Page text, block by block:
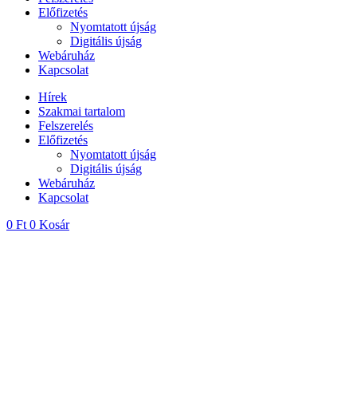
Előfizetés
Nyomtatott újság
Digitális újság
Webáruház
Kapcsolat
Hírek
Szakmai tartalom
Felszerelés
Előfizetés
Nyomtatott újság
Digitális újság
Webáruház
Kapcsolat
0 Ft 0 Kosár